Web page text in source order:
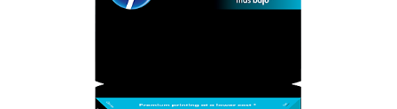
Impresora Láser Monocromatica